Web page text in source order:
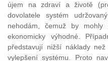
újem na zdraví a životě
dovolatele systém
nehodám, čemuž by
ekonomicky výhodné.
představují nižší náklady
vylepšení systému. Proto